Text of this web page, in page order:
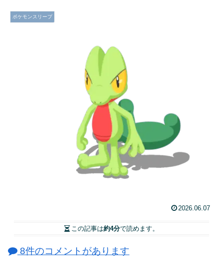
ポケモンスリープ
2026.06.07
この記事は約4分で読めます。
8件のコメントがあります